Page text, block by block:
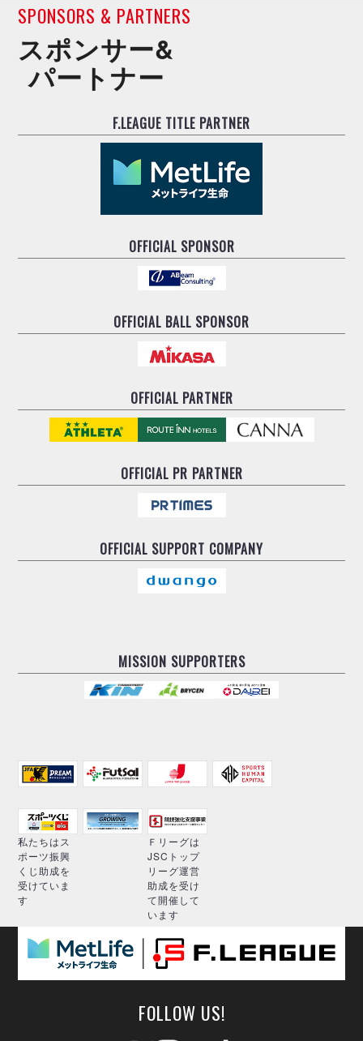
SPONSORS & PARTNERS
スポンサー&
パートナー
F.LEAGUE TITLE PARTNER
OFFICIAL SPONSOR
OFFICIAL BALL SPONSOR
OFFICIAL PARTNER
OFFICIALPR PARTNER
OFFICIAL SUPPORT COMPANY
MISSION SUPPORTERS
私たちはス
ポーツ振興
くじ助成を
受けていま
す
Ｆリーグは
JSCトップ
リーグ運営
助成を受け
て開催して
います
FOLLOW US!